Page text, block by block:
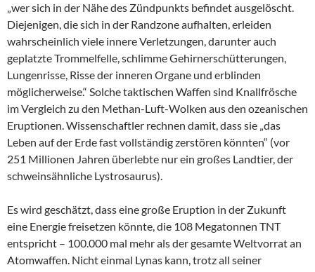
„wer sich in der Nähe des Zündpunkts befindet ausgelöscht.
Diejenigen, die sich in der Randzone aufhalten, erleiden
wahrscheinlich viele innere Verletzungen, darunter auch
geplatzte Trommelfelle, schlimme Gehirnerschütterungen,
Lungenrisse, Risse der inneren Organe und erblinden
möglicherweise.“ Solche taktischen Waffen sind Knallfrösche
im Vergleich zu den Methan-Luft-Wolken aus den ozeanischen
Eruptionen. Wissenschaftler rechnen damit, dass sie „das
Leben auf der Erde fast vollständig zerstören könnten“ (vor
251 Millionen Jahren überlebte nur ein großes Landtier, der
schweinsähnliche Lystrosaurus).
Es wird geschätzt, dass eine große Eruption in der Zukunft
eine Energie freisetzen könnte, die 108 Megatonnen TNT
entspricht – 100.000 mal mehr als der gesamte Weltvorrat an
Atomwaffen. Nicht einmal Lynas kann, trotz all seiner